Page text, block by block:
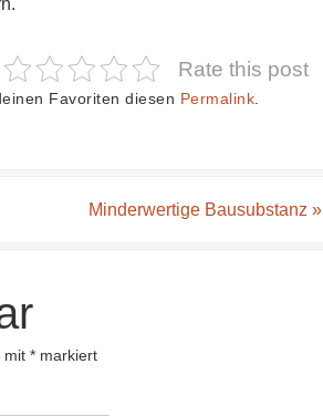
Rate this post
Favoriten diesen Permalink
Minderwertige Bausubstanz »
mit * markiert